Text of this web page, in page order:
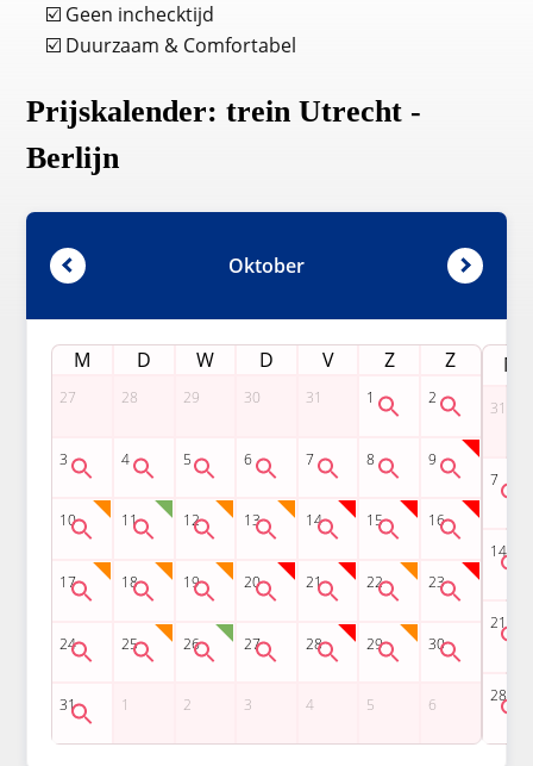
☑️ Geen inchecktijd
☑️ Duurzaam & Comfortabel
Prijskalender: trein Utrecht -
Berlijn
Oktober
M D W D V Z Z M